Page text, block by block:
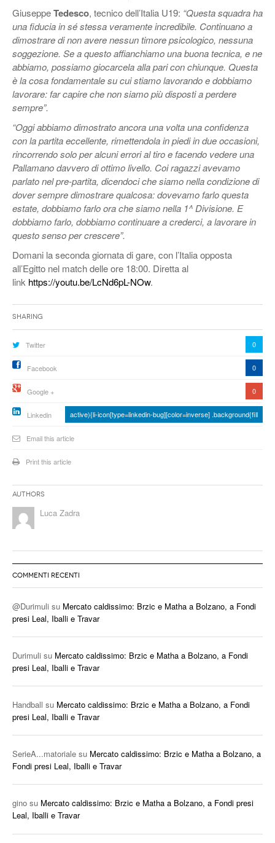
GiuseppeTedesco, tecnico dell’Italia U19: “Questa squadra ha
una fiducia in sé stessa veramente incredibile. Continuano a
dimostrare di non avere nessun timore psicologico, nessuna
soggezione. Se a questo affianchiamo una buona tecnica, e ne
abbiamo, possiamo giocarcela alla pari con chiunque. Questa
è la cosa fondamentale su cui stiamo lavorando e dobbiamo
lavorare: far capire che non siamo più disposti a perdere
sempre”.
“Oggi abbiamo dimostrato ancora una volta una confidenza
con la partita eccellente, rimettendola in piedi in due occasioni,
rincorrendo solo per alcuni errori al tiro e facendo vedere una
Pallamano davvero di ottimo livello. Coi ragazzi avevamo
parlato nel pre-partita, dicendoci che siamo nella condizione di
dover sempre dimostrare qualcosa: dovevamo farlo questa
estate, dobbiamo farlo ora che siamo nella 1^ Divisione. E
dobbiamo farlo, dobbiamo continuare a crederci, a lavorare in
questo senso per crescere”.
Domani la seconda giornata di gare, con l’Italia opposta
all’Egitto nel match delle ore 18:00. Diretta al
link https://youtu.be/LcNd6pL-NOw.
Sharing
Twitter 0
Facebook 0
Google + 0
Linkedin active){li-icon[type=linkedin-bug][color=inverse] .background{fill
Email this article
Print this article
Authors
Luca Zadra
COMMENTI RECENTI
@Durimuli su Mercato caldissimo: Brzic e Matha a Bolzano, a Fondi
presi Leal, Iballi e Travar
Durimuli su Mercato caldissimo: Brzic e Matha a Bolzano, a Fondi
presi Leal, Iballi e Travar
Handball su Mercato caldissimo: Brzic e Matha a Bolzano, a Fondi
presi Leal, Iballi e Travar
SerieA...matoriale su Mercato caldissimo: Brzic e Matha a Bolzano, a
Fondi presi Leal, Iballi e Travar
gino su Mercato caldissimo: Brzic e Matha a Bolzano, a Fondi presi
Leal, Iballi e Travar